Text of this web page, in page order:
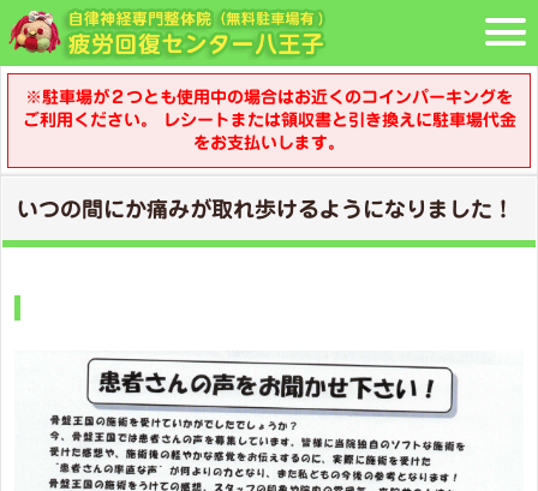
※駐車場が２つとも使用中の場合はお近くのコインパーキングを
ご利用ください。 レシートまたは領収書と引き換えに駐車場代金
をお支払いします。
いつの間にか痛みが取れ歩けるようになりました！